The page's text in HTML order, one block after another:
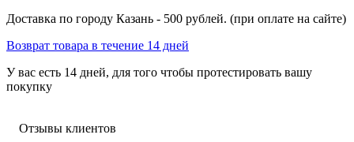
Доставка по городу Казань - 500 рублей. (при оплате на сайте)
Возврат товара в течение 14 дней
У вас есть 14 дней, для того чтобы протестировать вашу
покупку